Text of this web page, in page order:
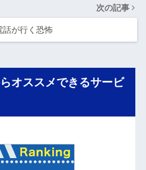
次の記事
話が行く恐怖
オススメできるサービ